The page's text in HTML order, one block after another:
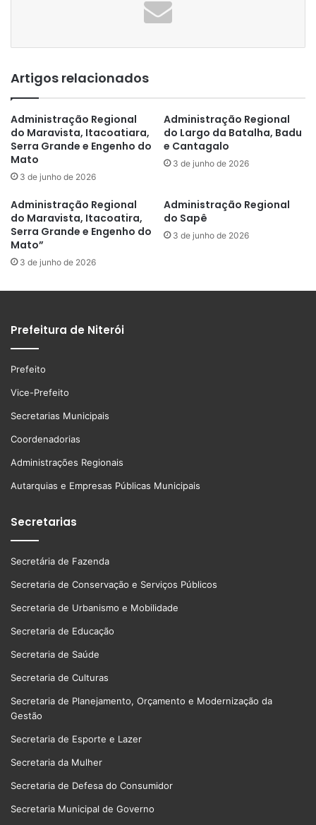
Artigos relacionados
Administração Regional
do Maravista, Itacoatiara,
Serra Grande e Engenho do
Mato
3 de junho de 2026
Administração Regional
do Largo da Batalha, Badu
e Cantagalo
3 de junho de 2026
Administração Regional
do Maravista, Itacoatira,
Serra Grande e Engenho do
Mato”
3 de junho de 2026
Administração Regional
do Sapê
3 de junho de 2026
Prefeitura de Niterói
Prefeito
Vice-Prefeito
Secretarias Municipais
Coordenadorias
Administrações Regionais
Autarquias e Empresas Públicas Municipais
Secretarias
Secretária de Fazenda
Secretaria de Conservação e Serviços Públicos
Secretaria de Urbanismo e Mobilidade
Secretaria de Educação
Secretaria de Saúde
Secretaria de Culturas
Secretaria de Planejamento, Orçamento e Modernização da
Gestão
Secretaria de Esporte e Lazer
Secretaria da Mulher
Secretaria de Defesa do Consumidor
Secretaria Municipal de Governo